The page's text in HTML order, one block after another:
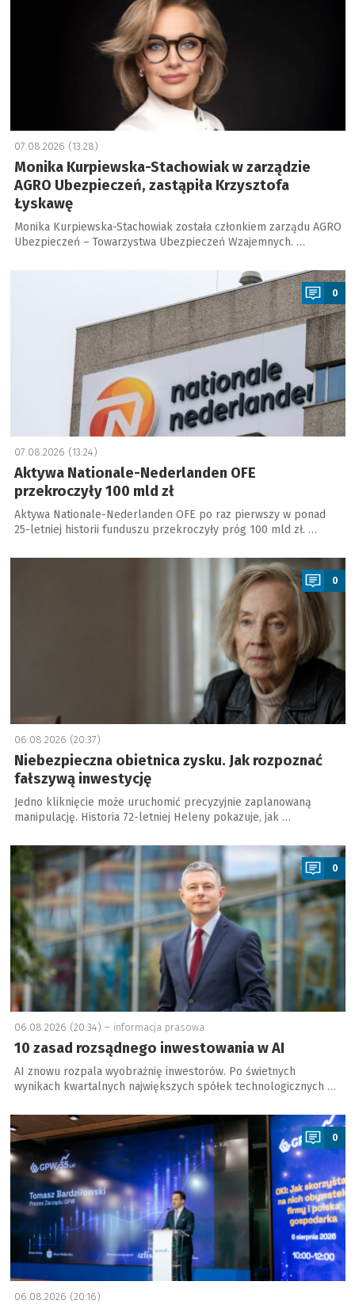
07.08.2026 (13:28)
Monika Kurpiewska-Stachowiak w zarządzie
AGRO Ubezpieczeń, zastąpiła Krzysztofa
Łyskawę
Monika Kurpiewska-Stachowiak została członkiem zarządu AGRO
Ubezpieczeń – Towarzystwa Ubezpieczeń Wzajemnych. …
0
07.08.2026 (13:24)
Aktywa Nationale-Nederlanden OFE
przekroczyły 100 mld zł
Aktywa Nationale-Nederlanden OFE po raz pierwszy w ponad
25-letniej historii funduszu przekroczyły próg 100 mld zł. …
a
0
06.08.2026 (20:37)
Niebezpieczna obietnica zysku. Jak rozpoznać
fałszywą inwestycję
Jedno kliknięcie może uruchomić precyzyjnie zaplanowaną
manipulację. Historia 72-letniej Heleny pokazuje, jak …
a
0
06.08.2026 (20:34) – informacja prasowa
10 zasad rozsądnego inwestowania w AI
AI znowu rozpala wyobraźnię inwestorów. Po świetnych
wynikach kwartalnych największych spółek technologicznych …
a
0
06.08.2026 (20:16)